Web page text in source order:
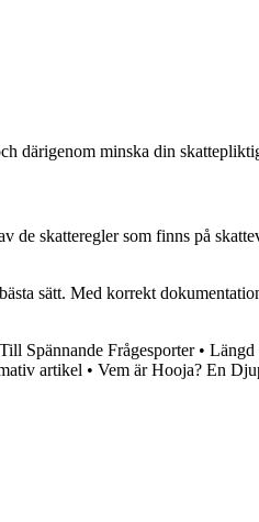
därigenom minska din
de skatteregler som finns på
sätt. Med korrekt
Spännande Frågesporter• Längd
artikel • Vem är Hooja? En